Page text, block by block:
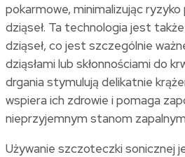
pokarmowe, minimalizując
dziąseł. Ta technologia jest
dziąseł, co jest szczególnie
dziąsłami lub skłonnościami do
drgania stymulują delikatnie
wspiera ich zdrowie i pomaga
nieprzyjemnym stanom
Używanie szczoteczki sonicznej